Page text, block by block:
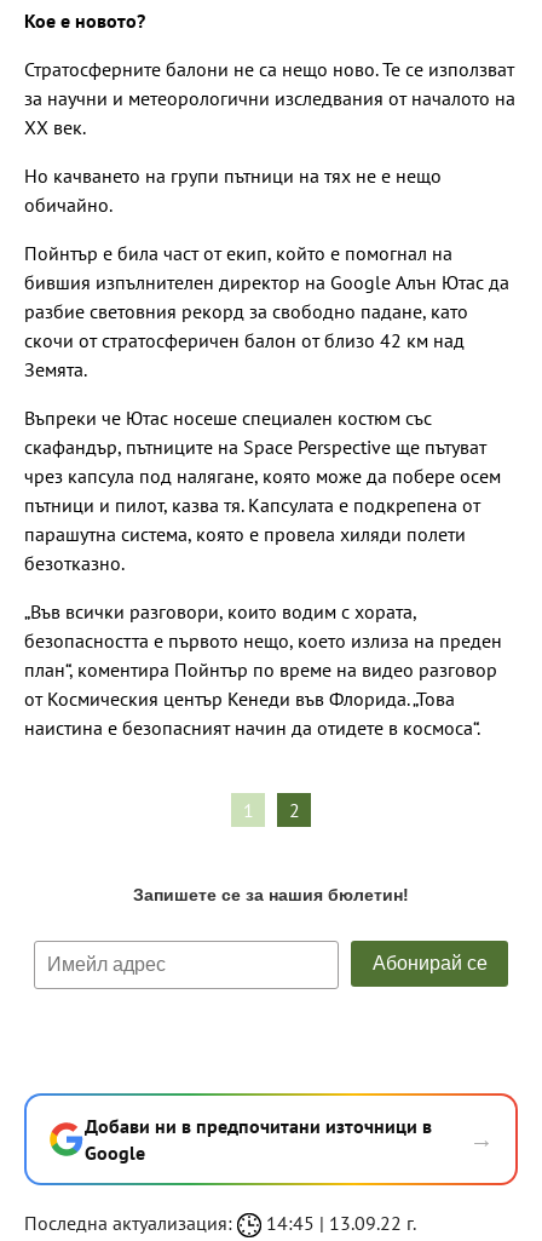
Кое е новото?
Стратосферните балони не са нещо ново. Те се използват
за научни и метеорологични изследвания от началото на
XX век.
Но качването на групи пътници на тях не е нещо
обичайно.
Пойнтър е била част от екип, който е помогнал на
бившия изпълнителен директор на Google Алън Ютас да
разбие световния рекорд за свободно падане, като
скочи от стратосферичен балон от близо 42 км над
Земята.
Въпреки че Ютас носеше специален костюм със
скафандър, пътниците на Space Perspective ще пътуват
чрез капсула под налягане, която може да побере осем
пътници и пилот, казва тя. Капсулата е подкрепена от
парашутна система, която е провела хиляди полети
безотказно.
„Във всички разговори, които водим с хората,
безопасността е първото нещо, което излиза на преден
план“, коментира Пойнтър по време на видео разговор
от Космическия център Кенеди във Флорида. „Това
наистина е безопасният начин да отидете в космоса“.
1 2
Добави ни в предпочитани източници в
Google
→
Последна актуализация: 14:45 | 13.09.22 г.